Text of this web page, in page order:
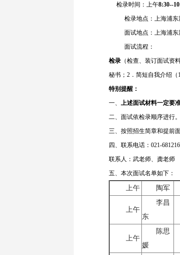
检录时间：上午8:30--
检录地点：上海浦
面试地点：上海浦东
面试流程：
检录 （检查、装订面试资
秘书；2．简短自我介绍
特别提醒：
一、
上述面试材料一定要
二、面试依检录顺序进行
三、按照招生简章和提前
四、联系电话：021-
联系人：武老师、龚老师
五、本次面试名单如下：
上午 陶军
上午
李昌
东
上午
陈思
媛